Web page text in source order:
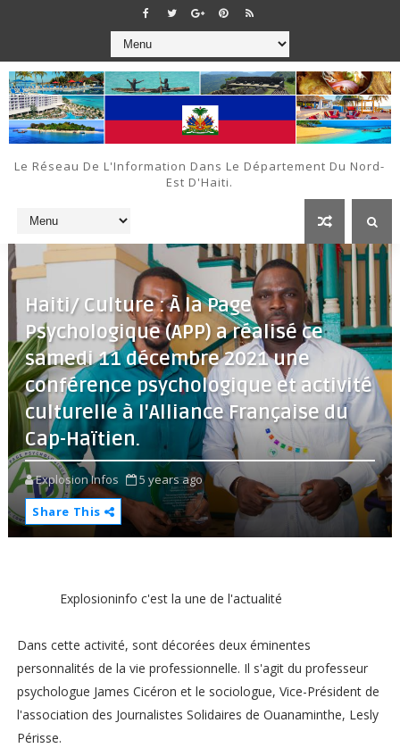
Le Réseau De L'Information Dans Le Département Du Nord-
Est D'Haiti.
Haiti/ Culture : À la Page
Psychologique (APP) a réalisé ce
samedi 11 décembre 2021 une
conférence psychologique et activité
culturelle à l'Alliance Française du
Cap-Haïtien.
Explosion Infos
5 years ago
Share This
Explosioninfo c'est la une de l'actualité
Dans cette activité, sont décorées deux éminentes
personnalités de la vie professionnelle. Il s'agit du professeur
psychologue James Cicéron et le sociologue, Vice-Président de
l'association des Journalistes Solidaires de Ouanaminthe, Lesly
Périsse.